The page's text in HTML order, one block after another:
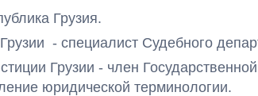
Грузия.
- специалист Судебного
Грузии - член
юридической терминологии.